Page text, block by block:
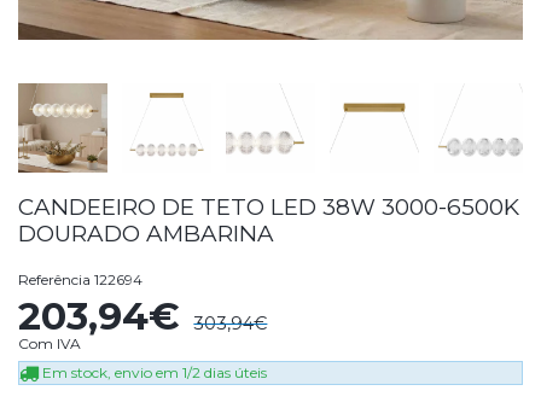
CANDEEIRO DE TETO LED 38W 3000-6500K
DOURADO AMBARINA
Referência 122694
203,94€ 303,94€
Com IVA
Em stock, envio em 1/2 dias úteis